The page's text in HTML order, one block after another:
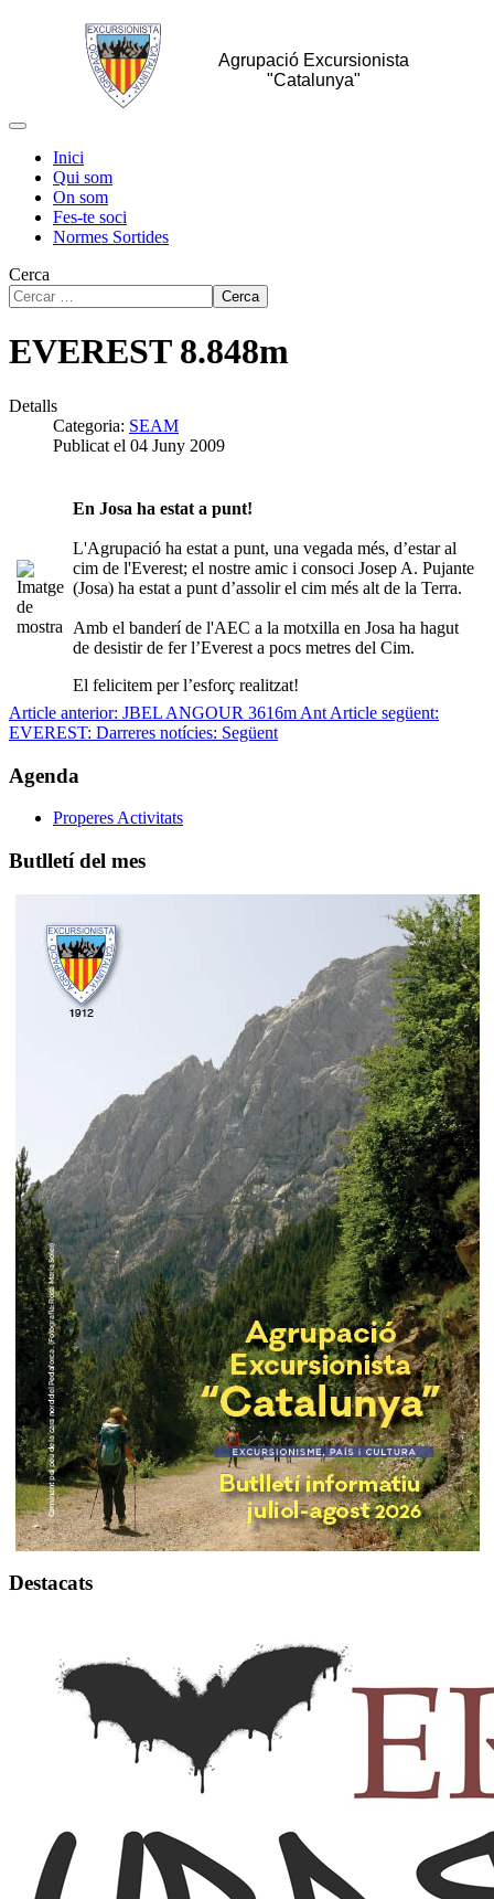
Agrupació Excursionista
"Catalunya"
Inici
Qui som
On som
Fes-te soci
Normes Sortides
Cerca
Cerca
EVEREST 8.848m
Detalls
Categoria: SEAM
Publicat el 04 Juny 2009
En Josa ha estat a punt!
L'Agrupació ha estat a punt, una vegada més, d’estar al
cim de l'Everest; el nostre amic i consoci Josep A. Pujante
(Josa) ha estat a punt d’assolir el cim més alt de la Terra.
Amb el banderí de l'AEC a la motxilla en Josa ha hagut
de desistir de fer l’Everest a pocs metres del Cim.
El felicitem per l’esforç realitzat!
Article anterior: JBEL ANGOUR 3616m Ant Article següent:
EVEREST: Darreres notícies: Següent
Agenda
Properes Activitats
Butlletí del mes
Destacats